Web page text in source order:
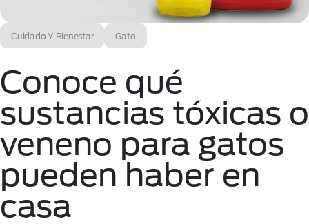
Cuidado Y Bienestar Gato
Conoce qué
sustancias tóxicas o
veneno para gatos
pueden haber en
casa